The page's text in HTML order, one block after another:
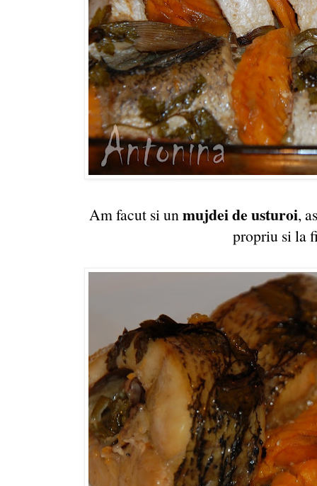
Am facut si unmujdei de usturoi,
propriu si la